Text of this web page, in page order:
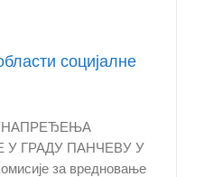
социјалне
ГРАДУ ПАНЧЕВУ У
за вредновање